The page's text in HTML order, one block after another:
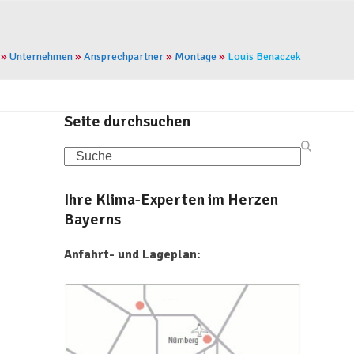
Unternehmen»Ansprechpartner» Montage » Louis Benaczek
Seite durchsuchen
Search
Ihre Klima-Experten im Herzen
Bayerns
Anfahrt- und Lageplan: